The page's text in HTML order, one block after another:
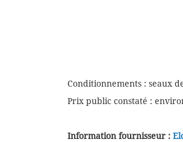
Conditionnements : seaux
Prix public constaté :
Information fournisseur :